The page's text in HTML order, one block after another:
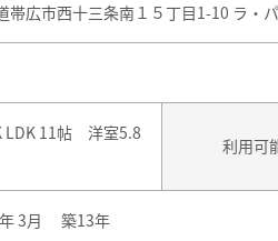
帯広市西十三条南１５丁目1-10 ラ・
LDK 11帖 洋室5.8
利用可
3月 築13年